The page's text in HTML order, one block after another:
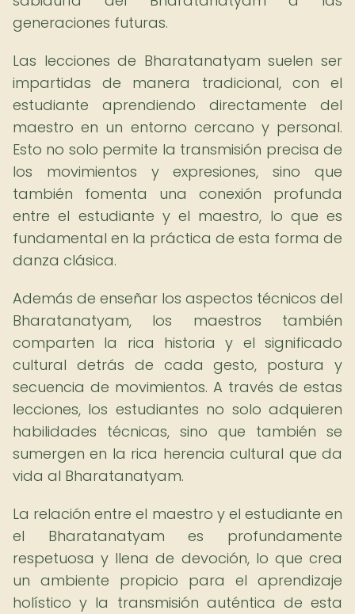
generaciones futuras.
Las lecciones de Bharatanatyam suelen ser
impartidas de manera tradicional, con el
estudiante aprendiendo directamente del
maestro en un entorno cercano y personal.
Esto no solo permite la transmisión precisa de
los movimientos y expresiones, sino que
también fomenta una conexión profunda
entre el estudiante y el maestro, lo que es
fundamental en la práctica de esta forma de
danza clásica.
Además de enseñar los aspectos técnicos del
Bharatanatyam, los maestros también
comparten la rica historia y el significado
cultural detrás de cada gesto, postura y
secuencia de movimientos. A través de estas
lecciones, los estudiantes no solo adquieren
habilidades técnicas, sino que también se
sumergen en la rica herencia cultural que da
vida al Bharatanatyam.
La relación entre el maestro y el estudiante en
el Bharatanatyam es profundamente
respetuosa y llena de devoción, lo que crea
un ambiente propicio para el aprendizaje
holístico y la transmisión auténtica de esta